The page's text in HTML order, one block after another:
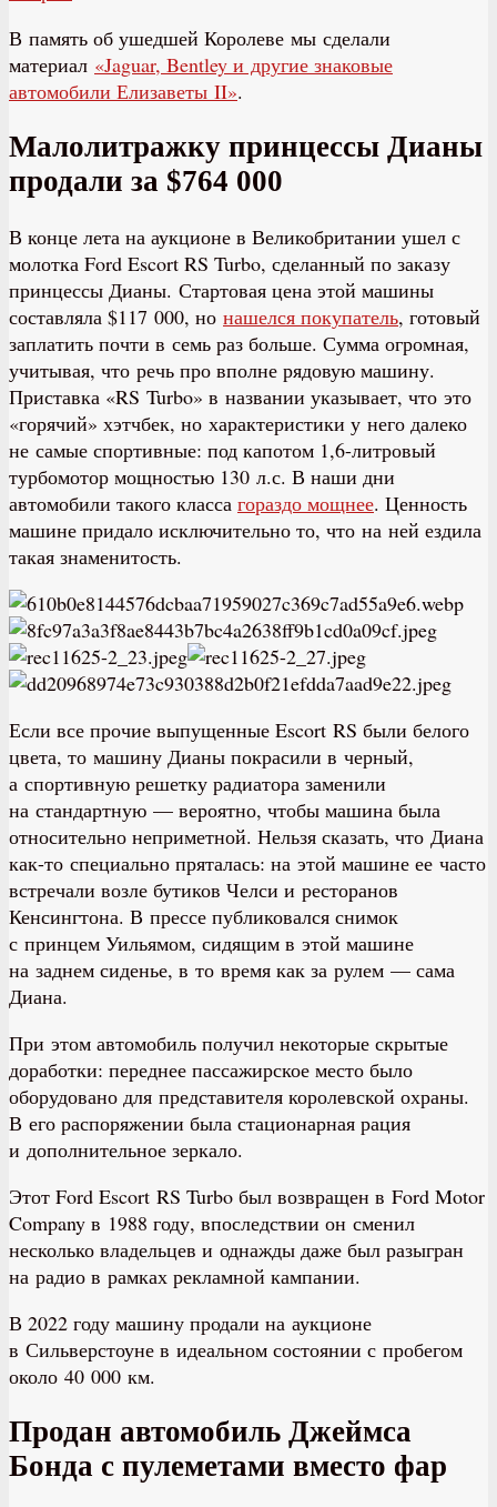
В память об ушедшей Королеве мы сделали
материал «Jaguar, Bentley и другие знаковые
автомобили Елизаветы II».
Малолитражку принцессы Дианы
продали за $764 000
В конце лета на аукционе в Великобритании ушел с
молотка Ford Escort RS Turbo, сделанный по заказу
принцессы Дианы. Стартовая цена этой машины
составляла $117 000, но нашелся покупатель, готовый
заплатить почти в семь раз больше. Сумма огромная,
учитывая, что речь про вполне рядовую машину.
Приставка «RS Turbo» в названии указывает, что это
«горячий» хэтчбек, но характеристики у него далеко
не самые спортивные: под капотом 1,6-литровый
турбомотор мощностью 130 л.с. В наши дни
автомобили такого класса гораздо мощнее. Ценность
машине придало исключительно то, что на ней ездила
такая знаменитость.
Если все прочие выпущенные Escort RS были белого
цвета, то машину Дианы покрасили в черный,
а спортивную решетку радиатора заменили
на стандартную — вероятно, чтобы машина была
относительно неприметной. Нельзя сказать, что Диана
как-то специально пряталась: на этой машине ее часто
встречали возле бутиков Челси и ресторанов
Кенсингтона. В прессе публиковался снимок
с принцем Уильямом, сидящим в этой машине
на заднем сиденье, в то время как за рулем — сама
Диана.
При этом автомобиль получил некоторые скрытые
доработки: переднее пассажирское место было
оборудовано для представителя королевской охраны.
В его распоряжении была стационарная рация
и дополнительное зеркало.
Этот Ford Escort RS Turbo был возвращен в Ford Motor
Company в 1988 году, впоследствии он сменил
несколько владельцев и однажды даже был разыгран
на радио в рамках рекламной кампании.
В 2022 году машину продали на аукционе
в Сильверстоуне в идеальном состоянии с пробегом
около 40 000 км.
Продан автомобиль Джеймса
Бонда с пулеметами вместо фар